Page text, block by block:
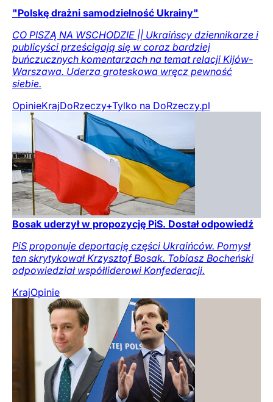
"Polskę drażni samodzielność Ukrainy"
CO PISZĄ NA WSCHODZIE || Ukraińscy dziennikarze i
publicyści prześcigają się w coraz bardziej
buńczucznych komentarzach na temat relacji Kijów-
Warszawa. Uderza groteskowa wręcz pewność
siebie.
OpinieKrajDoRzeczy+Tylko na DoRzeczy.pl
Bosak uderzył w propozycję PiS. Dostał odpowiedź
PiS proponuje deportację części Ukraińców. Pomysł
ten skrytykował Krzysztof Bosak. Tobiasz Bocheński
odpowiedział współliderowi Konfederacji.
KrajOpinie